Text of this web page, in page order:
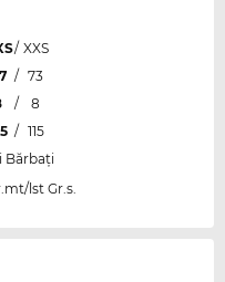
/ XXS
/ 73
/
8
/ 115
Bărbaţi
lst Gr.s.